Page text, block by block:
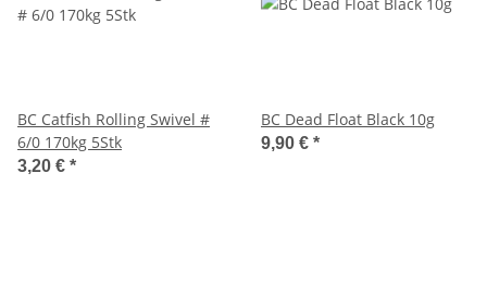
BC Catfish Rolling Swivel #
6/0 170kg 5Stk
3,20 € *
BC Dead Float Black 10g
9,90 € *